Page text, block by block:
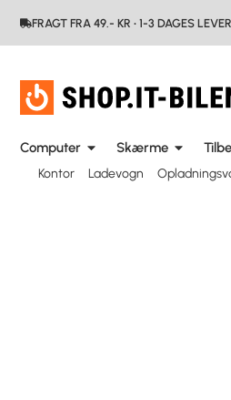
FRAGT FRA 49.- KR • 1-3 DAGES
Computer Skærme
Kontor Ladevogn